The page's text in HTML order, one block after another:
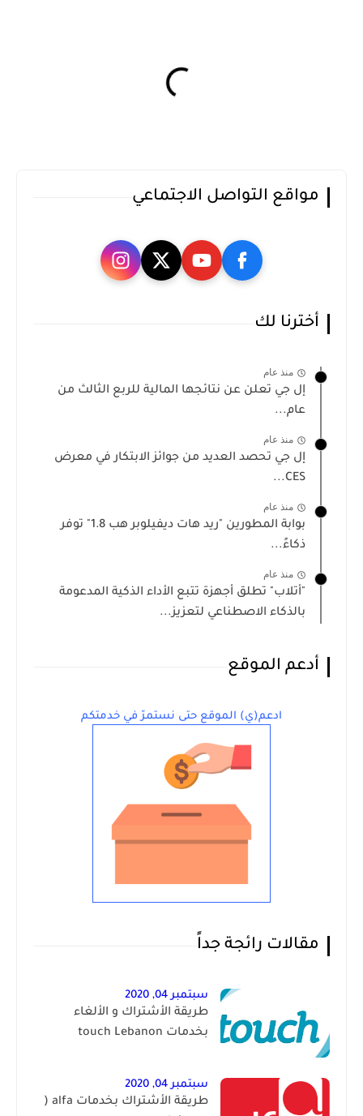
مواقع التواصل الاجتماعي
أخترنا لك
منذ عام
إل جي تعلن عن نتائجها المالية للربع الثالث من
عام...
منذ عام
إل جي تحصد العديد من جوائز الابتكار في معرض
CES...
منذ عام
بوابة المطورين "ريد هات ديفيلوبر هب 1.8" توفر
ذكاءً...
منذ عام
"أتلاب" تطلق أجهزة تتبع الأداء الذكية المدعومة
بالذكاء الاصطناعي لتعزيز...
أدعم الموقع
ادعم(ي) الموقع حتى نستمرّ في خدمتكم
مقالات رائجة جداً
سبتمبر 04, 2020
طريقة الأشتراك و الألغاء
بخدمات touch Lebanon
سبتمبر 04, 2020
طريقة الأشتراك بخدمات alfa (